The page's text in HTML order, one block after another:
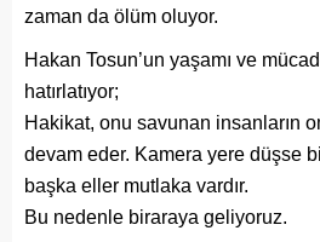
zaman da ölüm oluyor.
Hakan Tosun’un yaşamı ve
hatırlatıyor;
Hakikat, onu savunan insanların
devam eder. Kamera yere düşse
başka eller mutlaka vardır.
Bu nedenle biraraya geliyoruz.